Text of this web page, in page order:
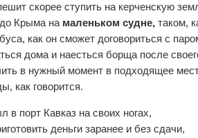
скорее ступить на керченскую
Крыма на маленьком судне, таком,
как он сможет договориться с
дома и наесться борща после
в нужный момент в подходящее
как говорится.
в порт Кавказ на своих ногах,
деньги заранее и без сдачи,